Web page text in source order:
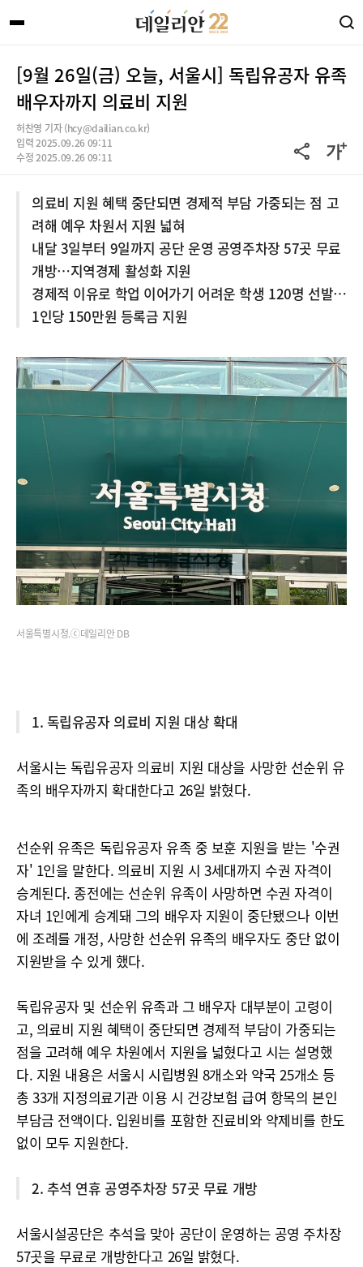
[9월 26일(금) 오늘, 서울시] 독립유공자 유족
배우자까지 의료비 지원
허찬영 기자 (hcy@dailian.co.kr)
입력 2025.09.26 09:11
수정 2025.09.26 09:11
의료비 지원 혜택 중단되면 경제적 부담 가중되는 점 고
려해 예우 차원서 지원 넓혀
내달 3일부터 9일까지 공단 운영 공영주차장 57곳 무료
개방…지역경제 활성화 지원
경제적 이유로 학업 이어가기 어려운 학생 120명 선발…
1인당 150만원 등록금 지원
서울특별시청.ⓒ데일리안 DB
1. 독립유공자 의료비 지원 대상 확대
서울시는 독립유공자 의료비 지원 대상을 사망한 선순위 유
족의 배우자까지 확대한다고 26일 밝혔다.
선순위 유족은 독립유공자 유족 중 보훈 지원을 받는 '수권
자' 1인을 말한다. 의료비 지원 시 3세대까지 수권 자격이
승계된다. 종전에는 선순위 유족이 사망하면 수권 자격이
자녀 1인에게 승계돼 그의 배우자 지원이 중단됐으나 이번
에 조례를 개정, 사망한 선순위 유족의 배우자도 중단 없이
지원받을 수 있게 했다.
독립유공자 및 선순위 유족과 그 배우자 대부분이 고령이
고, 의료비 지원 혜택이 중단되면 경제적 부담이 가중되는
점을 고려해 예우 차원에서 지원을 넓혔다고 시는 설명했
다. 지원 내용은 서울시 시립병원 8개소와 약국 25개소 등
총 33개 지정의료기관 이용 시 건강보험 급여 항목의 본인
부담금 전액이다. 입원비를 포함한 진료비와 약제비를 한도
없이 모두 지원한다.
2. 추석 연휴 공영주차장 57곳 무료 개방
서울시설공단은 추석을 맞아 공단이 운영하는 공영 주차장
57곳을 무료로 개방한다고 26일 밝혔다.